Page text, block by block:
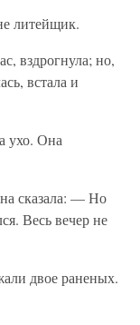
литейщик.
вздрогнула; но,
встала и
ухо. Она
сказала: — Но
Весь вечер не
двое раненых.